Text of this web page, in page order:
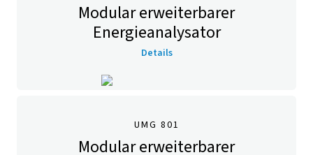
Modular erweiterbarer
Energieanalysator
Details
UMG 801
Modular erweiterbarer